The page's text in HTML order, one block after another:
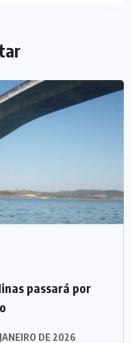
passará por
DE 2026